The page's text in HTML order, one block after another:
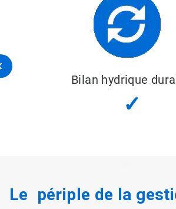
Bilan hydrique
✓
Le périple de la